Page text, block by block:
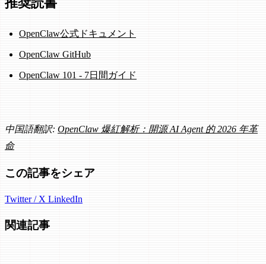
OpenClaw公式ドキュメント
OpenClaw GitHub
OpenClaw 101 - 7日間ガイド
中国語翻訳: OpenClaw 爆紅解析：開源 AI Agent 的 2026 年革
命
この記事をシェア
Twitter / X LinkedIn
関連記事